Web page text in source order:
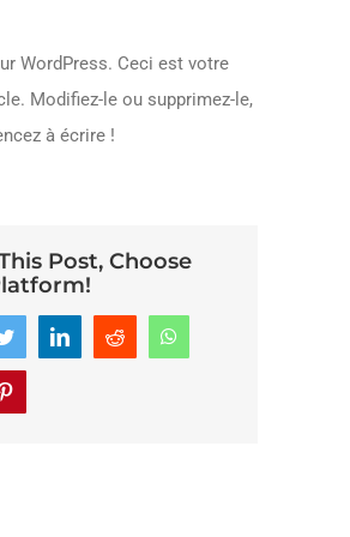
WordPress. Ceci est votre
Modifiez-le ou supprimez-le,
à écrire !
Post, Choose
TwitterLinkedInReddit